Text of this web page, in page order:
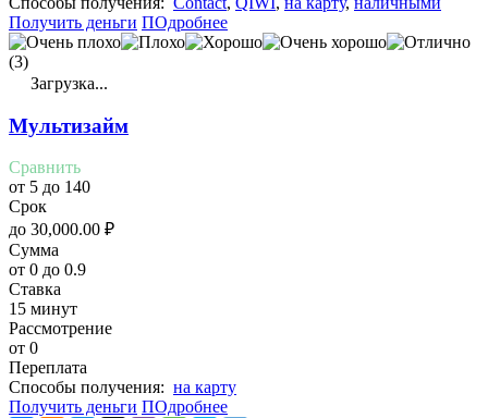
Получить деньги ПОдробнее
(3)
Загрузка...
Мультизайм
Сравнить
от 5 до 140
Срок
до 30,000.00 ₽
Сумма
от 0 до 0.9
Ставка
15 минут
Рассмотрение
от 0
Переплата
Cпособы получения: на карту
Получить деньги ПОдробнее